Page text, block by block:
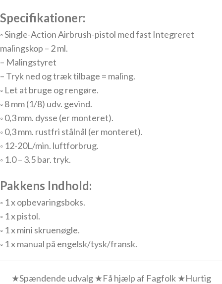
Specifikationer:
◦ Single-Action Airbrush-pistol med fast Integreret
malingskop – 2 ml.
– Malingstyret
– Tryk ned og træk tilbage = maling.
◦ Let at bruge og rengøre.
◦ 8 mm (1/8) udv. gevind.
◦ 0,3 mm. dysse (er monteret).
◦ 0,3 mm. rustfri stålnål (er monteret).
◦ 12-20L/min. luftforbrug.
◦ 1.0 – 3.5 bar. tryk.
Pakkens Indhold:
◦ 1 x opbevaringsboks.
◦ 1 x pistol.
◦ 1 x mini skruenøgle.
◦ 1 x manual på engelsk/tysk/fransk.
★Spændende udvalg ★Få hjælp af Fagfolk ★Hurtig